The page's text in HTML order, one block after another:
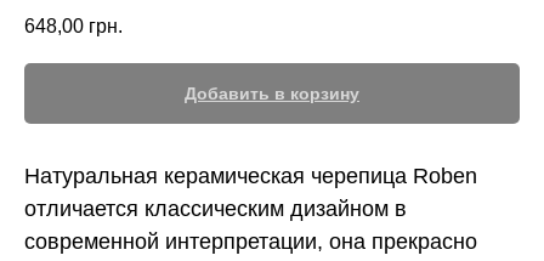
648,00 грн.
Добавить в корзину
Натуральная керамическая черепица Roben
отличается классическим дизайном в
современной интерпретации, она прекрасно